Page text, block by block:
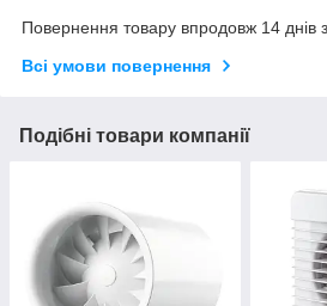
Повернення товару впродовж 14 днів
Всі умови повернення
Подібні товари компанії